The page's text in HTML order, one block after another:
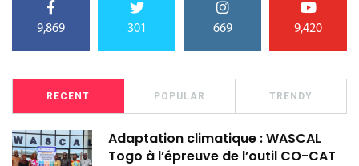
9,869 301 669 9,420
RECENT POPULAR TRENDY
Adaptation climatique : WASCAL
Togo à l’épreuve de l’outil CO-CAT